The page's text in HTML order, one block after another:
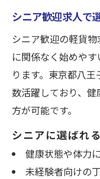
シニア歓迎求人で
シニア歓迎の軽貨
に関係なく始めや
ります。東京都八
数活躍しており、
方が可能です。
シニアに選ばれ
健康状態や体力
未経験者向けの